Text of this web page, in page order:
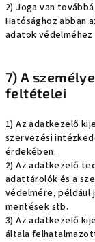
2) Joga van
Hatósághoz abban
adatok védelméhez
7) A
feltételei
1) Az adatkezelő
szervezési
érdekében.
2) Az adatkezelő
adattárolók és a
védelmére, például
mentések stb.
3) Az adatkezelő
általa